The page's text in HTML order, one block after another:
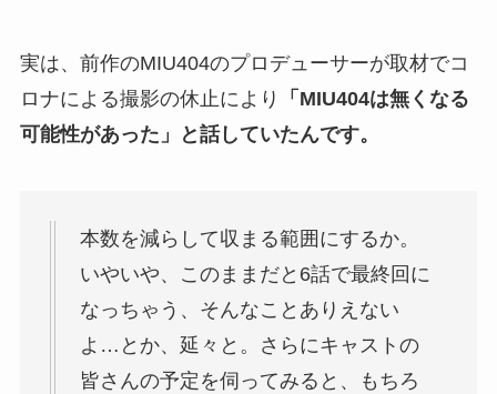
実は、前作のMIU404のプロデューサーが取材でコ
ロナによる撮影の休止により
「MIU404は無くなる
可能性があった」と話していたんです。
本数を減らして収まる範囲にするか。
いやいや、このままだと6話で最終回に
なっちゃう、そんなことありえない
よ…とか、延々と。さらにキャストの
皆さんの予定を伺ってみると、もちろ